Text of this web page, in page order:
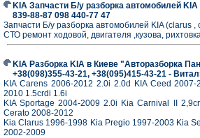
KIA Запчасти Б/у разборка автомобилей KIA
839-88-87 098 440-77 47
Запчасти Б/у разборка автомобилей KIA (clarus
СТО ремонт ходовой, двигателя ,кузова,
KIA Разборка KIA в Киеве "Авторазборка
+38(098)355-43-21, +38(095)415-43-21 -
KIA Carens 2006-2012 2.0i 2.0d KIA Ceed
2010 1.5crdi 1.6i
KIA Sportage 2004-2009 2.0i Kia Carnival II
Cerato 2008-2012
Kia Clarus 1996-1998 Kia Pregio 1997-2003 Kia
2002-2009